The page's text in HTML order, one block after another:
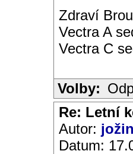
Zdraví
Vectra A
Vectra C
Volby:
Re: Letní
Autor: jožin
Datum: